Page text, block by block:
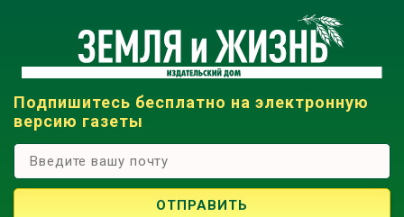
Подпишитесь бесплатно на электронную
версию газеты